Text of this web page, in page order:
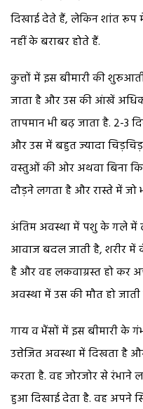
दिखाई देते हैं, लेकिन शांत
नहीं के बराबर होते हैं.
कुत्तों में इस बीमारी की
जाता है और उस की आंखें
तापमान भी बढ़ जाता है. 2-3
और उस में बहुत ज्यादा
वस्तुओं की ओर अथवा बिना
दौड़ने लगता है और रास्ते में जो
अंतिम अवस्था में पशु के गले में
आवाज बदल जाती है, शरीर
है और वह लकवाग्रस्त हो कर
अवस्था में उस की मौत हो जाती
गाय व भैंसों में इस बीमारी के
उत्तेजित अवस्था में दिखता है
करता है. वह जोरजोर से रंभाने
हुआ दिखाई देता है. वह अपने